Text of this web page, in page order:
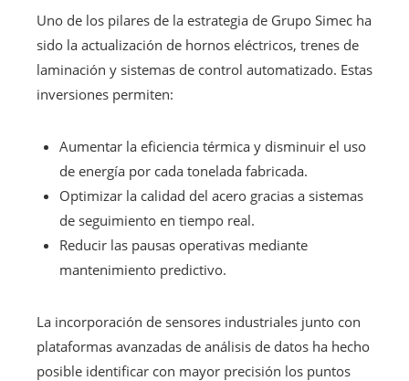
Uno de los pilares de la estrategia de Grupo Simec ha
sido la actualización de hornos eléctricos, trenes de
laminación y sistemas de control automatizado. Estas
inversiones permiten:
Aumentar la eficiencia térmica y disminuir el uso
de energía por cada tonelada fabricada.
Optimizar la calidad del acero gracias a sistemas
de seguimiento en tiempo real.
Reducir las pausas operativas mediante
mantenimiento predictivo.
La incorporación de sensores industriales junto con
plataformas avanzadas de análisis de datos ha hecho
posible identificar con mayor precisión los puntos